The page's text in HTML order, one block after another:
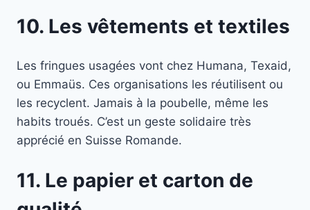
10. Les vêtements et textiles
Les fringues usagées vont chez Humana, Texaid,
ou Emmaüs. Ces organisations les réutilisent ou
les recyclent. Jamais à la poubelle, même les
habits troués. C’est un geste solidaire très
apprécié en Suisse Romande.
11. Le papier et carton de